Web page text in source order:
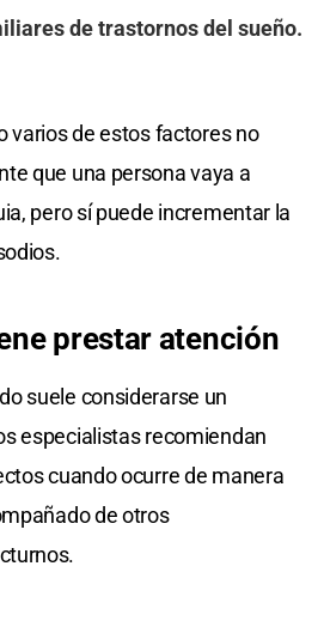
de trastornos del sueño.
varios de estos factores no
que una persona vaya a
pero sí puede incrementar la
prestar atención
suele considerarse un
especialistas recomiendan
cuando ocurre de manera
de otros